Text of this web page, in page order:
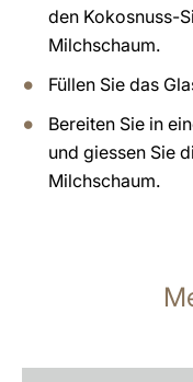
den Kokosnuss-
Milchschaum.
Füllen Sie das
Bereiten Sie in
und giessen Sie
Milchschaum.